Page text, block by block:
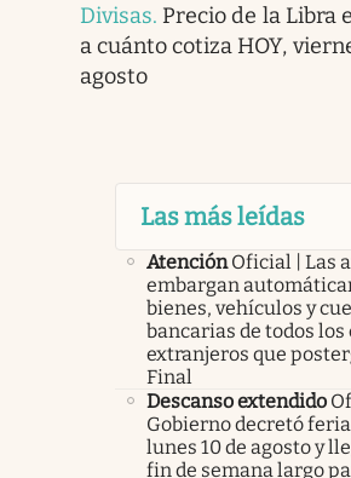
Divisas. Precio de la Libra
a cuánto cotiza HOY,
agosto
Las más leídas
Atención Oficial | Las
embargan
bienes, vehículos y
bancarias de todos los
extranjeros que
Final
Descanso extendido
Gobierno decretó
lunes 10 de agosto y
fin de semana largo